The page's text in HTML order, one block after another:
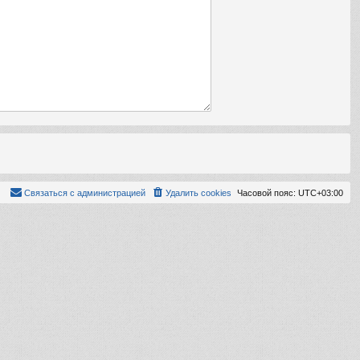
Часовой пояс: UTC+03:00
Удалить cookies
Связаться с администрацией